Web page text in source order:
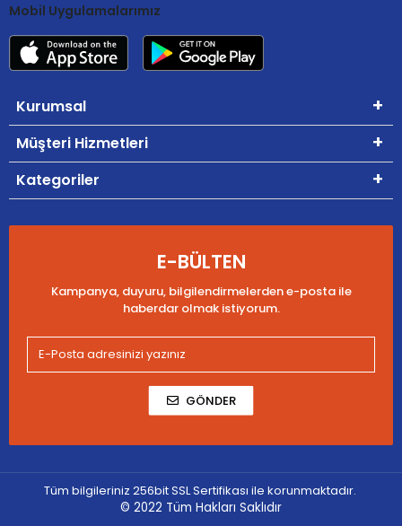
Mobil Uygulamalarımız
Kurumsal
Müşteri Hizmetleri
Kategoriler
E-BÜLTEN
Kampanya, duyuru, bilgilendirmelerden e-posta ile
haberdar olmak istiyorum.
GÖNDER
Tüm bilgileriniz 256bit SSL Sertifikası ile korunmaktadır.
© 2022 Tüm Hakları Saklıdır